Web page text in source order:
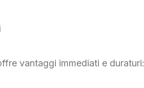
vantaggi immediati e duraturi: